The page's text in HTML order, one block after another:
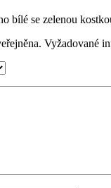
bílé se zelenou
Vyžadované